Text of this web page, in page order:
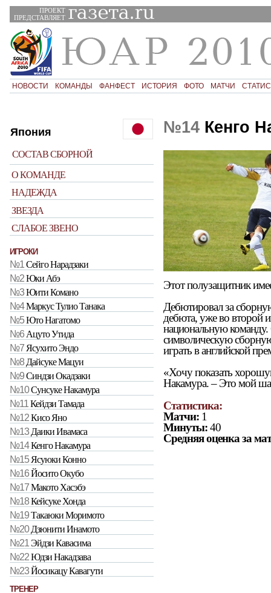
ПРОЕКТ
ПРЕДСТАВЛЯЕТ
НОВОСТИ КОМАНДЫ ФАНФЕСТ ИСТОРИЯ ФОТО МАТЧИ
Япония
СОСТАВ СБОРНОЙ
О КОМАНДЕ
НАДЕЖДА
ЗВЕЗДА
СЛАБОЕ ЗВЕНО
ИГРОКИ
№1Сейго Нарадзаки
№2Юки Абэ
№3Юити Комано
№4Маркус Тулио Танака
№5Юто Нагатомо
№6 Ацуто Утида
№7 Ясухито Эндо
№8 Дайсуке Мацуи
№9Синдзи Окадзаки
№10Сунсуке Накамура
№11Кейдзи Тамада
№12Кисо Яно
№13 Даики Ивамаса
№14Кенго Накамура
№15 Ясуюки Конно
№16Йосито Окубо
№17Макото Хасэбэ
№18Кейсуке Хонда
№19Такаюки Моримото
№20 Дзюнити Инамото
№21Эйдзи Кавасима
№22Юдзи Накадзава
№23Йосикацу Кавагути
ТРЕНЕР
№14 Кенго
Этот полузащитник
Дебютировал за
дебюта, уже во второй
национальную
символическую
играть в английской
«Хочу показать
Накамура. – Это мой
Статистика:
Матчи: 1
Минуты:40
Средняя оценка за